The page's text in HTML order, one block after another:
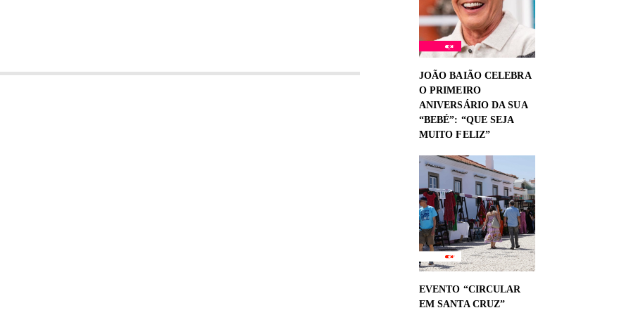
JOÃO BAIÃO CELEBRA
O PRIMEIRO
ANIVERSÁRIO DA SUA
“BEBÉ”: “QUE SEJA
MUITO FELIZ”
EVENTO “CIRCULAR
EM SANTA CRUZ”